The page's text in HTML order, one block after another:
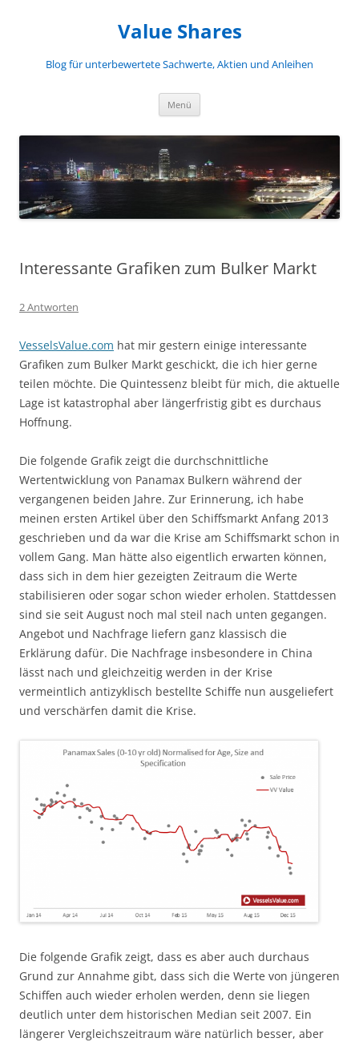
Value Shares
Blog für unterbewertete Sachwerte, Aktien und Anleihen
Menü
Interessante Grafiken zum Bulker Markt
2 Antworten
VesselsValue.com hat mir gestern einige interessante
Grafiken zum Bulker Markt geschickt, die ich hier gerne
teilen möchte. Die Quintessenz bleibt für mich, die aktuelle
Lage ist katastrophal aber längerfristig gibt es durchaus
Hoffnung.
Die folgende Grafik zeigt die durchschnittliche
Wertentwicklung von Panamax Bulkern während der
vergangenen beiden Jahre. Zur Erinnerung, ich habe
meinen ersten Artikel über den Schiffsmarkt Anfang 2013
geschrieben und da war die Krise am Schiffsmarkt schon in
vollem Gang. Man hätte also eigentlich erwarten können,
dass sich in dem hier gezeigten Zeitraum die Werte
stabilisieren oder sogar schon wieder erholen. Stattdessen
sind sie seit August noch mal steil nach unten gegangen.
Angebot und Nachfrage liefern ganz klassisch die
Erklärung dafür. Die Nachfrage insbesondere in China
lässt nach und gleichzeitig werden in der Krise
vermeintlich antizyklisch bestellte Schiffe nun ausgeliefert
und verschärfen damit die Krise.
Die folgende Grafik zeigt, dass es aber auch durchaus
Grund zur Annahme gibt, dass sich die Werte von jüngeren
Schiffen auch wieder erholen werden, denn sie liegen
deutlich unter dem historischen Median seit 2007. Ein
längerer Vergleichszeitraum wäre natürlich besser, aber